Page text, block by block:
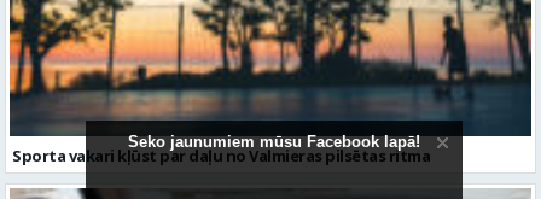
Sporta vakari kļūst par daļu no Valmieras pilsētas ritma
Seko jaunumiem mūsu Facebook lapā!